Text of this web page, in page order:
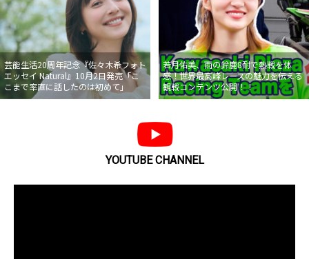
芸能生活20周年記念『佐々木希フォト
エッセイ Natural』10月2日発売「こ
こまで率直に話したのは初めて」
若月佑美、雨の鈴鹿8耐で熱戦を体
感！世界最高峰レースの魅力を伝える
観戦コンテンツ公開！！
YOUTUBE CHANNEL